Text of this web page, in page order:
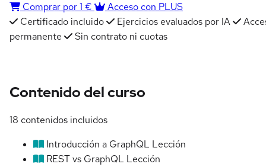
Comprar por 1 €
Acceso con PLUS
Certificado incluido
Ejercicios evaluados por IA
permanente
Sin contrato ni cuotas
Contenido del curso
18 contenidos incluidos
Introducción a GraphQL Lección
REST vs GraphQL Lección